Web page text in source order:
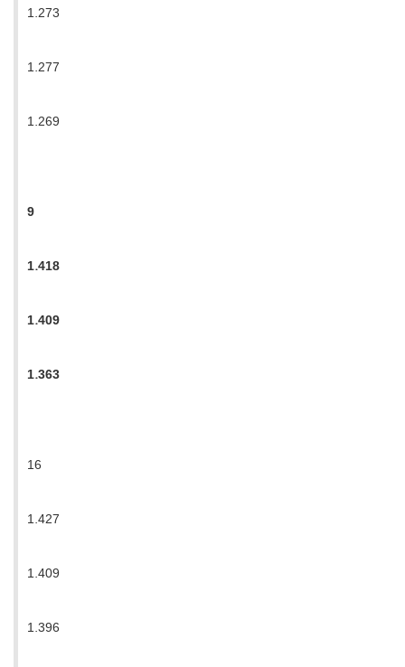
1.273
1.277
1.269
9
1.418
1.409
1.363
16
1.427
1.409
1.396